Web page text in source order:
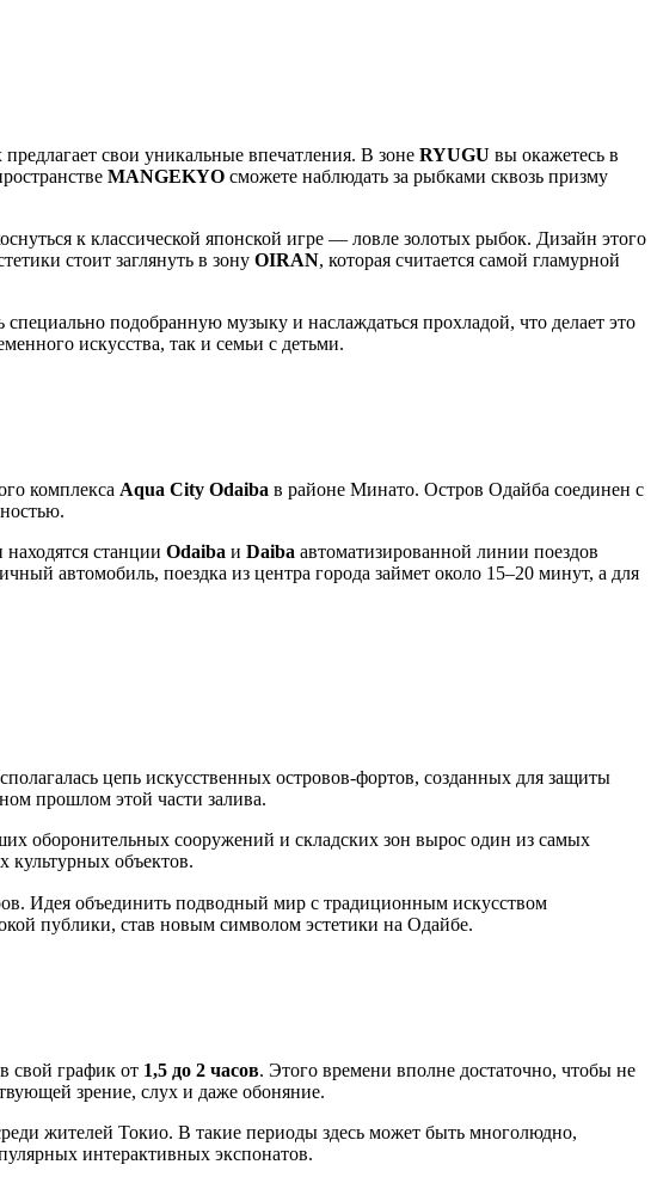
свои уникальные впечатления. В зоне RYUGU вы окажетесь в
MANGEKYO сможете наблюдать за рыбками сквозь призму
к классической японской игре — ловле золотых рыбок. Дизайн этого
стоит заглянуть в зону OIRAN, которая считается самой гламурной
подобранную музыку и наслаждаться прохладой, что делает это
искусства, так и семьи с детьми.
комплекса Aqua City Odaiba в районе Минато. Остров Одайба соединен с
станции Odaiba и Daiba автоматизированной линии поездов
автомобиль, поездка из центра города займет около 15–20 минут, а для
цепь искусственных островов-фортов, созданных для защиты
прошлом этой части залива.
оборонительных сооружений и складских зон вырос один из самых
объектов.
Идея объединить подводный мир с традиционным искусством
публики, став новым символом эстетики на Одайбе.
свой график от 1,5 до 2 часов. Этого времени вполне достаточно, чтобы не
зрение, слух и даже обоняние.
жителей Токио. В такие периоды здесь может быть многолюдно,
интерактивных экспонатов.